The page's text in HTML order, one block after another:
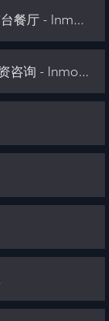
巴塞罗那餐厅转让 | 餐馆、C3执照与带露台餐厅 - Inmo Olaya
巴塞罗那购买餐厅 | 餐厅转让、出售与投资咨询 - Inmo Olaya